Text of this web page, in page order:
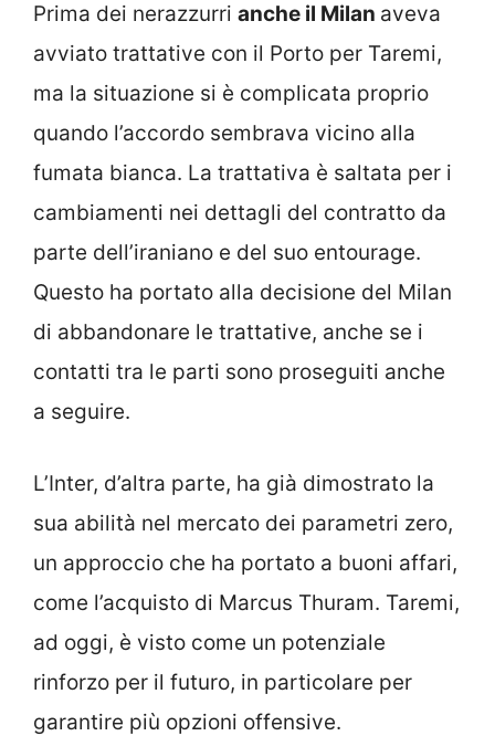
Prima dei nerazzurri anche il Milan aveva
avviato trattative con il Porto per Taremi,
ma la situazione si è complicata proprio
quando l’accordo sembrava vicino alla
fumata bianca. La trattativa è saltata per i
cambiamenti nei dettagli del contratto da
parte dell’iraniano e del suo entourage.
Questo ha portato alla decisione del Milan
di abbandonare le trattative, anche se i
contatti tra le parti sono proseguiti anche
a seguire.
L’Inter, d’altra parte, ha già dimostrato la
sua abilità nel mercato dei parametri zero,
un approccio che ha portato a buoni affari,
come l’acquisto di Marcus Thuram. Taremi,
ad oggi, è visto come un potenziale
rinforzo per il futuro, in particolare per
garantire più opzioni offensive.